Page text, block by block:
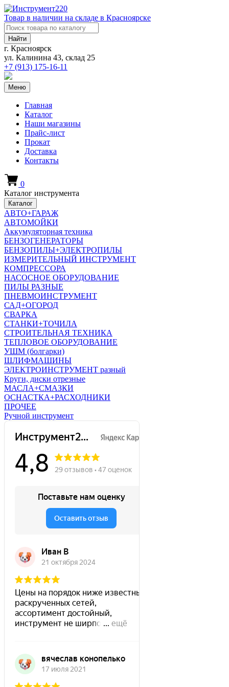
Товар в наличии на складе в Красноярске
Найти
г. Красноярск
ул. Калинина 43, склад 25
+7 (913) 175-16-11
Меню
Главная
Каталог
Наши магазины
Прайс-лист
Прокат
Доставка
Контакты
0
Каталог инструмента
Каталог
АВТО+ГАРАЖ
АВТОМОЙКИ
Аккумуляторная техника
БЕНЗОГЕНЕРАТОРЫ
БЕНЗОПИЛЫ+ЭЛЕКТРОПИЛЫ
ИЗМЕРИТЕЛЬНЫЙ ИНСТРУМЕНТ
КОМПРЕССОРА
НАСОСНОЕ ОБОРУДОВАНИЕ
ПИЛЫ РАЗНЫЕ
ПНЕВМОИНСТРУМЕНТ
САД+ОГОРОД
СВАРКА
СТАНКИ+ТОЧИЛА
СТРОИТЕЛЬНАЯ ТЕХНИКА
ТЕПЛОВОЕ ОБОРУДОВАНИЕ
УШМ (болгарки)
ШЛИФМАШИНЫ
ЭЛЕКТРОИНСТРУМЕНТ разный
Круги, диски отрезные
МАСЛА+СМАЗКИ
ОСНАСТКА+РАСХОДНИКИ
ПРОЧЕЕ
Ручной инструмент